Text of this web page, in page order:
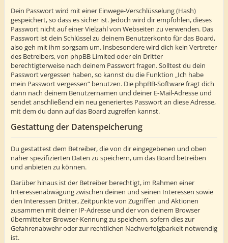
Dein Passwort wird mit einer Einwege-Verschlüsselung (Hash)
gespeichert, so dass es sicher ist. Jedoch wird dir empfohlen, dieses
Passwort nicht auf einer Vielzahl von Webseiten zu verwenden. Das
Passwort ist dein Schlüssel zu deinem Benutzerkonto für das Board,
also geh mit ihm sorgsam um. Insbesondere wird dich kein Vertreter
des Betreibers, von phpBB Limited oder ein Dritter
berechtigterweise nach deinem Passwort fragen. Solltest du dein
Passwort vergessen haben, so kannst du die Funktion „Ich habe
mein Passwort vergessen“ benutzen. Die phpBB-Software fragt dich
dann nach deinem Benutzernamen und deiner E-Mail-Adresse und
sendet anschließend ein neu generiertes Passwort an diese Adresse,
mit dem du dann auf das Board zugreifen kannst.
Gestattung der Datenspeicherung
Du gestattest dem Betreiber, die von dir eingegebenen und oben
näher spezifizierten Daten zu speichern, um das Board betreiben
und anbieten zu können.
Darüber hinaus ist der Betreiber berechtigt, im Rahmen einer
Interessenabwägung zwischen deinen und seinen Interessen sowie
den Interessen Dritter, Zeitpunkte von Zugriffen und Aktionen
zusammen mit deiner IP-Adresse und der von deinem Browser
übermittelter Browser-Kennung zu speichern, sofern dies zur
Gefahrenabwehr oder zur rechtlichen Nachverfolgbarkeit notwendig
ist.